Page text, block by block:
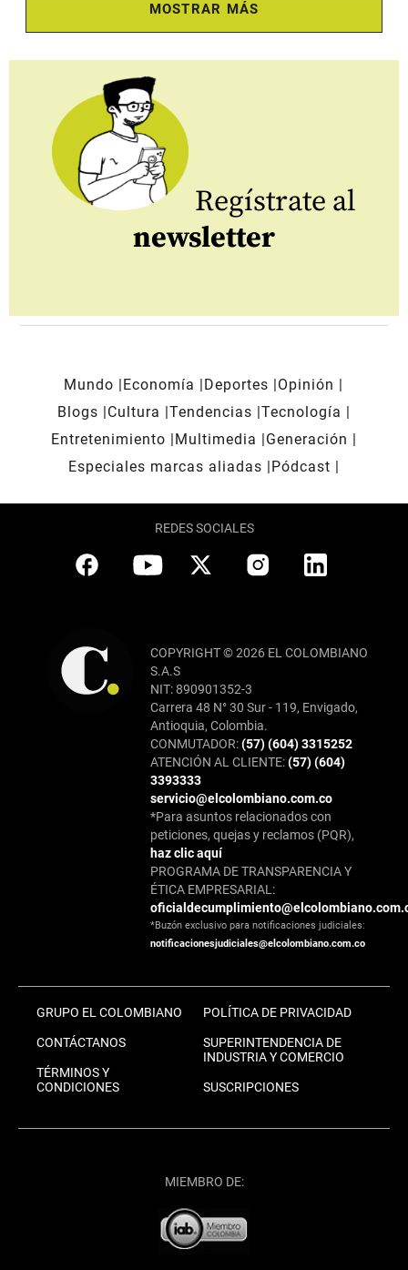
MOSTRAR MÁS
Regístrate al
newsletter
Mundo Economía Deportes
Opinión
Blogs
Cultura Tendencias Tecnología
Entretenimiento
Multimedia
Generación
Especiales marcas aliadas
Pódcast
REDES SOCIALES
COPYRIGHT © 2026 EL COLOMBIANO
S.A.S
NIT: 890901352-3
Carrera 48 N° 30 Sur - 119, Envigado,
Antioquia, Colombia.
CONMUTADOR:(57) (604) 3315252
ATENCIÓN AL CLIENTE:(57) (604)
3393333
servicio@elcolombiano.com.co
*Para asuntos relacionados con
peticiones, quejas y reclamos (PQR),
haz clic aquí
PROGRAMA DE TRANSPARENCIA Y
ÉTICA EMPRESARIAL:
*Buzón exclusivo para notificaciones judiciales:
notificacionesjudiciales@elcolombiano.com.co
GRUPO EL COLOMBIANO
CONTÁCTANOS
TÉRMINOS Y
CONDICIONES
POLÍTICA DE PRIVACIDAD
SUPERINTENDENCIA DE
INDUSTRIA Y COMERCIO
SUSCRIPCIONES
MIEMBRO DE: